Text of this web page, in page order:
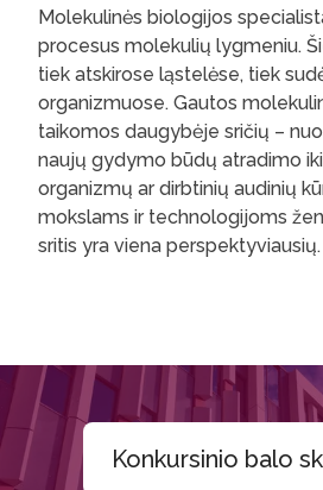
Molekulinės biologijos
procesus molekulių lygmeniu.
tiek atskirose ląstelėse, tiek
organizmuose. Gautos
taikomos daugybėje sričių –
naujų gydymo būdų atradimo
organizmų ar dirbtinių audinių
mokslams ir technologijoms
sritis yra viena perspektyviausių.
Konkursinio balo